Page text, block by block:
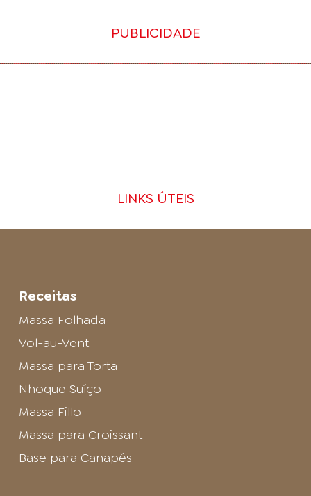
PUBLICIDADE
LINKS ÚTEIS
Receitas
Massa Folhada
Vol-au-Vent
Massa para Torta
Nhoque Suíço
Massa Fillo
Massa para Croissant
Base para Canapés